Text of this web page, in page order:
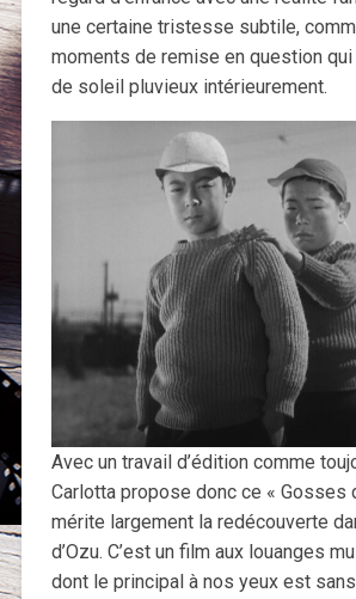
une certaine tristesse subtile,
moments de remise en question qui
de soleil pluvieux intérieurement.
Avec un travail d’édition comme
Carlotta propose donc ce « Gosses
mérite largement la redécouverte
d’Ozu. C’est un film aux louanges
dont le principal à nos yeux est